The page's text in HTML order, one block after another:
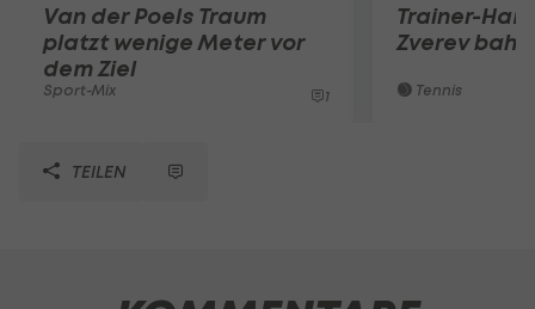
Van der Poels Traum
platzt wenige Meter vor
dem Ziel
Sport-Mix 1
Trainer-
Zverev
Tennis
TEILEN